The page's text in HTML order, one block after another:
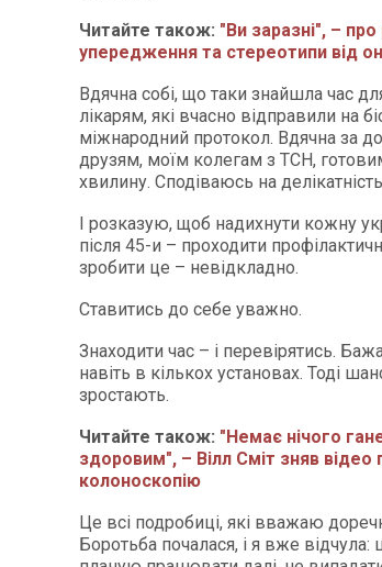
Читайте також: "Ви заразні", –
упередження та стереотипи від
Вдячна собі, що таки знайшла час
лікарям, які вчасно відправили на
міжнародний протокол. Вдячна за
друзям, моїм колегам з ТСН,
хвилину. Сподіваюсь на
І розказую, щоб надихнути кожну
після 45-и – проходити
зробити це – невідкладно.
Ставитись до себе уважно.
Знаходити час – і перевірятись.
навіть в кількох установах. Тоді
зростають.
Читайте також: "Немає нічого
здоровим", – Вілл Сміт зняв
колоноскопію
Це всі подробиці, які вважаю
Боротьба почалася, і я вже